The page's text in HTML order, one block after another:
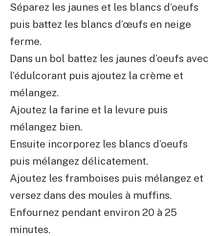
Séparez les jaunes et les blancs d’oeufs
puis battez les blancs d’œufs en neige
ferme.
Dans un bol battez les jaunes d’oeufs avec
l’édulcorant puis ajoutez la crème et
mélangez.
Ajoutez la farine et la levure puis
mélangez bien.
Ensuite incorporez les blancs d’oeufs
puis mélangez délicatement.
Ajoutez les framboises puis mélangez et
versez dans des moules à muffins.
Enfournez pendant environ 20 à 25
minutes.